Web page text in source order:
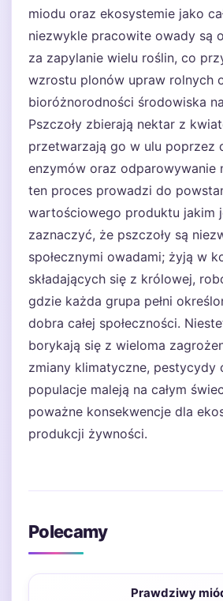
miodu oraz ekosystemie jako
niezwykle pracowite owady są
za zapylanie wielu roślin, co
wzrostu plonów upraw rolnych
bioróżnorodności środowiska
Pszczoły zbierają nektar z
przetwarzają go w ulu poprzez
enzymów oraz odparowywanie
ten proces prowadzi do
wartościowego produktu jakim
zaznaczyć, że pszczoły są
społecznymi owadami; żyją w
składających się z królowej,
gdzie każda grupa pełni
dobra całej społeczności.
borykają się z wieloma
zmiany klimatyczne, pestycydy
populacje maleją na całym
poważne konsekwencje dla
produkcji żywności.
Polecamy
Prawdziwy